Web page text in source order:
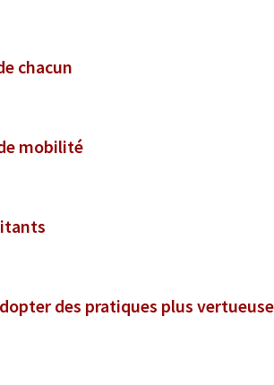
chacun
mobilité
des pratiques plus